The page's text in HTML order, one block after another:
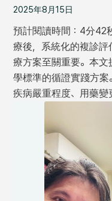
2025年8月15日
預計閱讀時間：4分42
療後，系統化的複診
療方案至關重要。本
學標準的循證實踐方
疾病嚴重程度、用藥